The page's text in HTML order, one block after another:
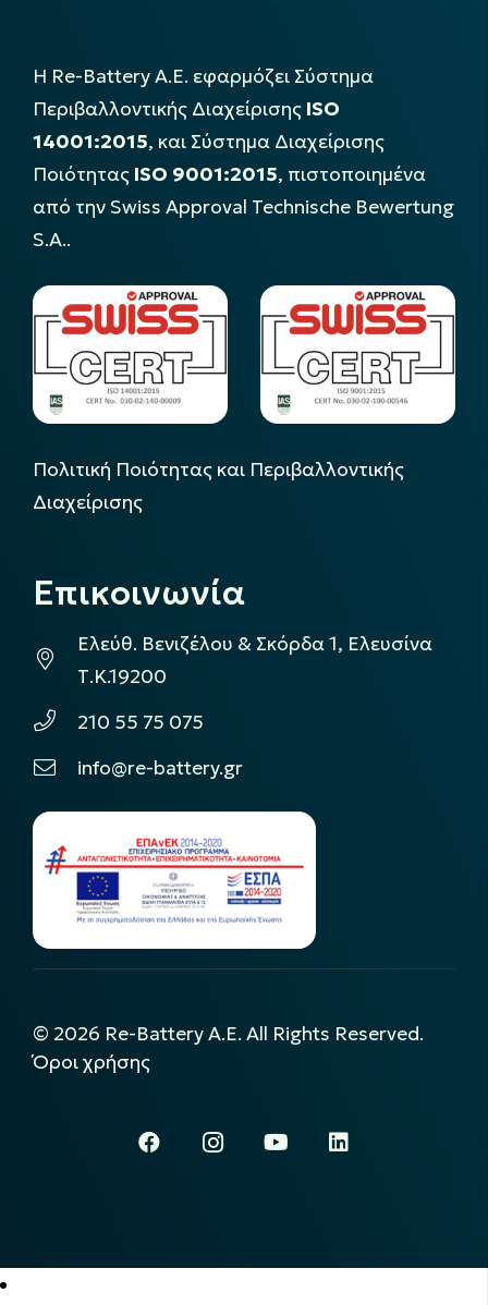
Η Re-Battery Α.Ε. εφαρμόζει Σύστημα
Περιβαλλοντικής Διαχείρισης ISO
14001:2015, και Σύστημα Διαχείρισης
Ποιότητας ISO 9001:2015, πιστοποιημένα
από την Swiss Approval Technische Bewertung
S.A..
Πολιτική Ποιότητας και Περιβαλλοντικής
Διαχείρισης
Επικοινωνία
Ελεύθ. Βενιζέλου & Σκόρδα 1, Ελευσίνα
Τ.Κ.19200
210 55 75 075
info@re-battery.gr
© 2026 Re-Battery A.E. All Rights Reserved.
Όροι χρήσης